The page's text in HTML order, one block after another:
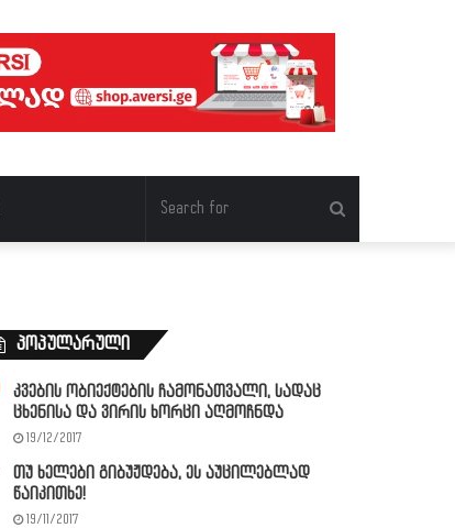
პოპულარული
კვების ობიექტების ჩამონათვალი, სადაც
ცხენისა და ვირის ხორცი აღმოჩნდა
19/12/2017
თუ ხელები გიბუჟდება, ეს აუცილებლად
წაიკითხე!
19/11/2017